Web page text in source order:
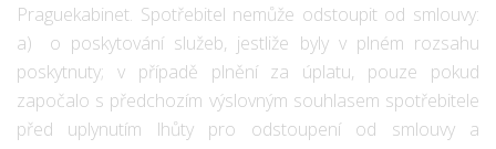
Praguekabinet. Spotřebitel nemůže odstoupit od smlouvy:
a) o poskytování služeb, jestliže byly v plném rozsahu
poskytnuty; v případě plnění za úplatu, pouze pokud
započalo s předchozím výslovným souhlasem spotřebitele
před uplynutím lhůty pro odstoupení od smlouvy a